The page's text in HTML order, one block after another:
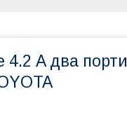
4.2 A два порти